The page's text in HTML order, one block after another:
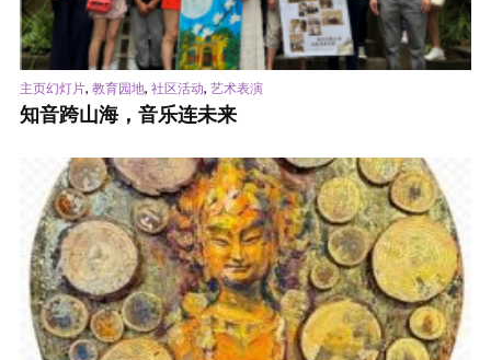
主页幻灯片, 教育园地, 社区活动, 艺术表演
知音跨山海，音乐连未来